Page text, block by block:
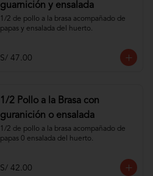
guarnición y ensalada
1/2 de pollo a la brasa acompañado de
papas y ensalada del huerto.
S/ 47.00
1/2 Pollo a la Brasa con
guranición o ensalada
1/2 de pollo a la brasa acompañado de
papas 0 ensalada del huerto.
S/ 42.00